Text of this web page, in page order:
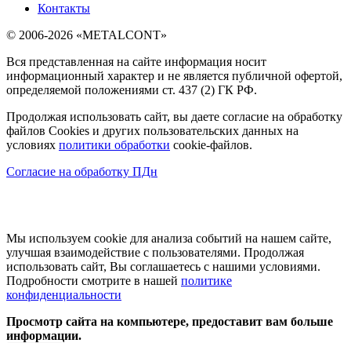
Контакты
© 2006-2026 «METALCONT»
Вся представленная на сайте информация носит
информационный характер и не является публичной офертой,
определяемой положениями ст. 437 (2) ГК РФ.
Продолжая использовать сайт, вы даете согласие на обработку
файлов Cookies и других пользовательских данных на
условиях политики обработки cookie-файлов.
Согласие на обработку ПДн
Мы используем cookie для анализа событий на нашем сайте,
улучшая взаимодействие с пользователями. Продолжая
использовать сайт, Вы соглашаетесь с нашими условиями.
Подробности смотрите в нашей политике
конфиденциальности
Просмотр сайта на компьютере, предоставит вам больше
информации.